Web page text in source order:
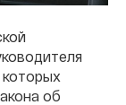
об